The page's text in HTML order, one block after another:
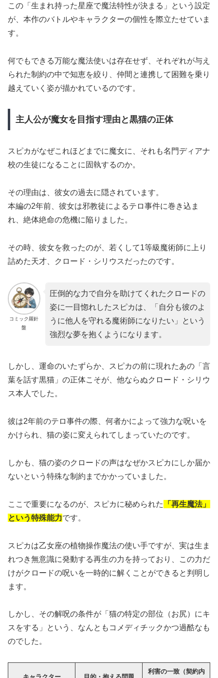
この「生まれ持った星座で魔法特性が決まる」という設定
が、本作のバトルやキャラクターの個性を際立たせていま
す。
何でもできる万能な魔法使いは存在せず、それぞれが与え
られた制約の中で知恵を絞り、仲間と連携して困難を乗り
越えていく姿が描かれているのです。
主人公が魔女を目指す理由と黒猫の正体
スピカがなぜこれほどまでに魔女に、それも名門ディアナ
校の生徒になることに固執するのか。
その理由は、彼女の過去に隠されています。
本編の2年前、彼女は邪教徒によるテロ事件に巻き込ま
れ、絶体絶命の危機に陥りました。
その時、彼女を救ったのが、若くして1等級魔術師に上り
詰めた天才、クロード・シリウスだったのです。
コミック羅針
盤
圧倒的な力で自分を助けてくれたクロードの
姿に一目惚れしたスピカは、「自分も彼のよ
うに他人を守れる魔術師になりたい」という
強烈な夢を抱くようになります。
しかし、運命のいたずらか、スピカの前に現れたあの「言
葉を話す黒猫」の正体こそが、他ならぬクロード・シリウ
ス本人でした。
彼は2年前のテロ事件の際、何者かによって強力な呪いを
かけられ、猫の姿に変えられてしまっていたのです。
しかも、猫の姿のクロードの声はなぜかスピカにしか届か
ないという特殊な制約までかかっていました。
ここで重要になるのが、スピカに秘められた
「再生魔法」
という特殊能力です。
スピカは乙女座の植物操作魔法の使い手ですが、実は生ま
れつき無意識に発動する再生の力を持っており、この力だ
けがクロードの呪いを一時的に解くことができると判明し
ます。
しかし、その解呪の条件が「猫の特定の部位（お尻）にキ
スをする」という、なんともコメディチックかつ過酷なも
のでした。
利害の一致（契約内